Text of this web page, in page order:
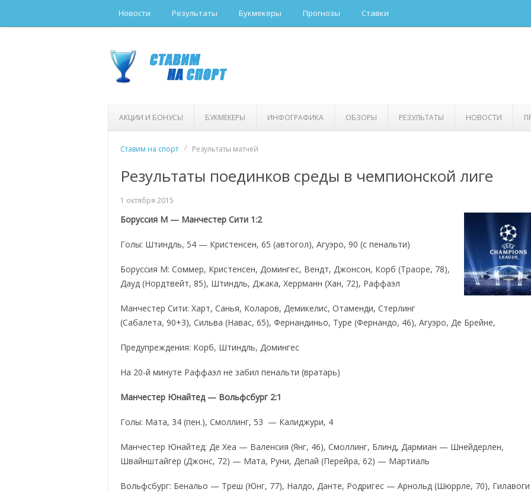
Новости Результаты Букмекеры Прогнозы Ставки
АКЦИИ И БОНУСЫ БУКМЕКЕРЫ ИНФОГРАФИКА ОБЗОРЫ РЕЗУЛЬТАТЫ НОВОСТИ
Ставим на спорт Результаты матчей
Результаты поединков среды в чемпионской лиге
1 октября 2015
Боруссия М — Манчестер Сити 1:2
Голы: Штиндль, 54 — Кристенсен, 65 (автогол), Агуэро, 90 (с пенальти)
Боруссия М: Соммер, Кристенсен, Домингес, Вендт, Джонсон, Корб (Траоре, 78),
Дауд (Нордтвейт, 85), Штиндль, Джака, Херрманн (Хан, 72), Раффаэл
Манчестер Сити: Харт, Санья, Коларов, Демикелис, Отаменди, Стерлинг
(Сабалета, 90+3), Сильва (Навас, 65), Фернандиньо, Туре (Фернандо, 46), Агуэро, Де Брейне,
Предупреждения: Корб, Штиндль, Домингес
На 20-й минуте Раффаэл не забил пенальти (вратарь)
Манчестер Юнайтед — Вольфсбург 2:1
Голы: Мата, 34 (пен.), Смоллинг, 53 — Калиджури, 4
Манчестер Юнайтед: Де Хеа — Валенсия (Янг, 46), Смоллинг, Блинд, Дармиан — Шнейдерлен,
Швайнштайгер (Джонс, 72) — Мата, Руни, Депай (Перейра, 62) — Мартиаль
Вольфсбург: Бенальо — Треш (Юнг, 77), Налдо, Данте, Родригес — Арнольд (Шюррле, 70),